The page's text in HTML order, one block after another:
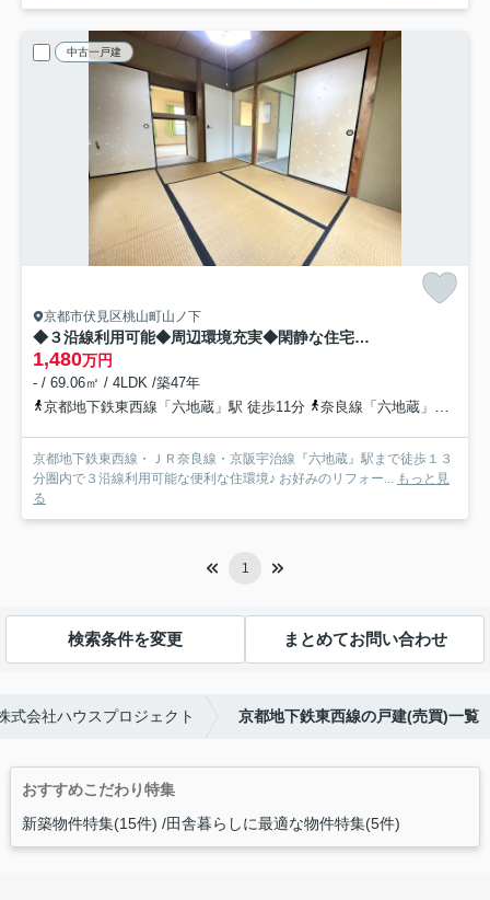
中古一戸建
京都市伏見区桃山町山ノ下
◆３沿線利用可能◆周辺環境充実◆閑静な住宅街◆伏見区桃山町山ノ下
1,480万円
- / 69.06㎡ / 4LDK /築47年
京都地下鉄東西線「六地蔵」駅 徒歩11分
奈良線「六地蔵」駅 徒歩12分
京都地下鉄東西線・ＪＲ奈良線・京阪宇治線『六地蔵』駅まで徒歩１３
分圏内で３沿線利用可能な便利な住環境♪ お好みのリフォー... もっと見
る
1
検索条件を変更 まとめてお問い合わせ
式会社ハウスプロジェクト 京都地下鉄東西線の戸建(売買)一覧
おすすめこだわり特集
新築物件特集(15件) 田舎暮らしに最適な物件特集(5件)